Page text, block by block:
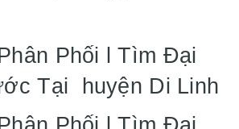
Phối l Tìm Đại
Tại huyện Di Linh